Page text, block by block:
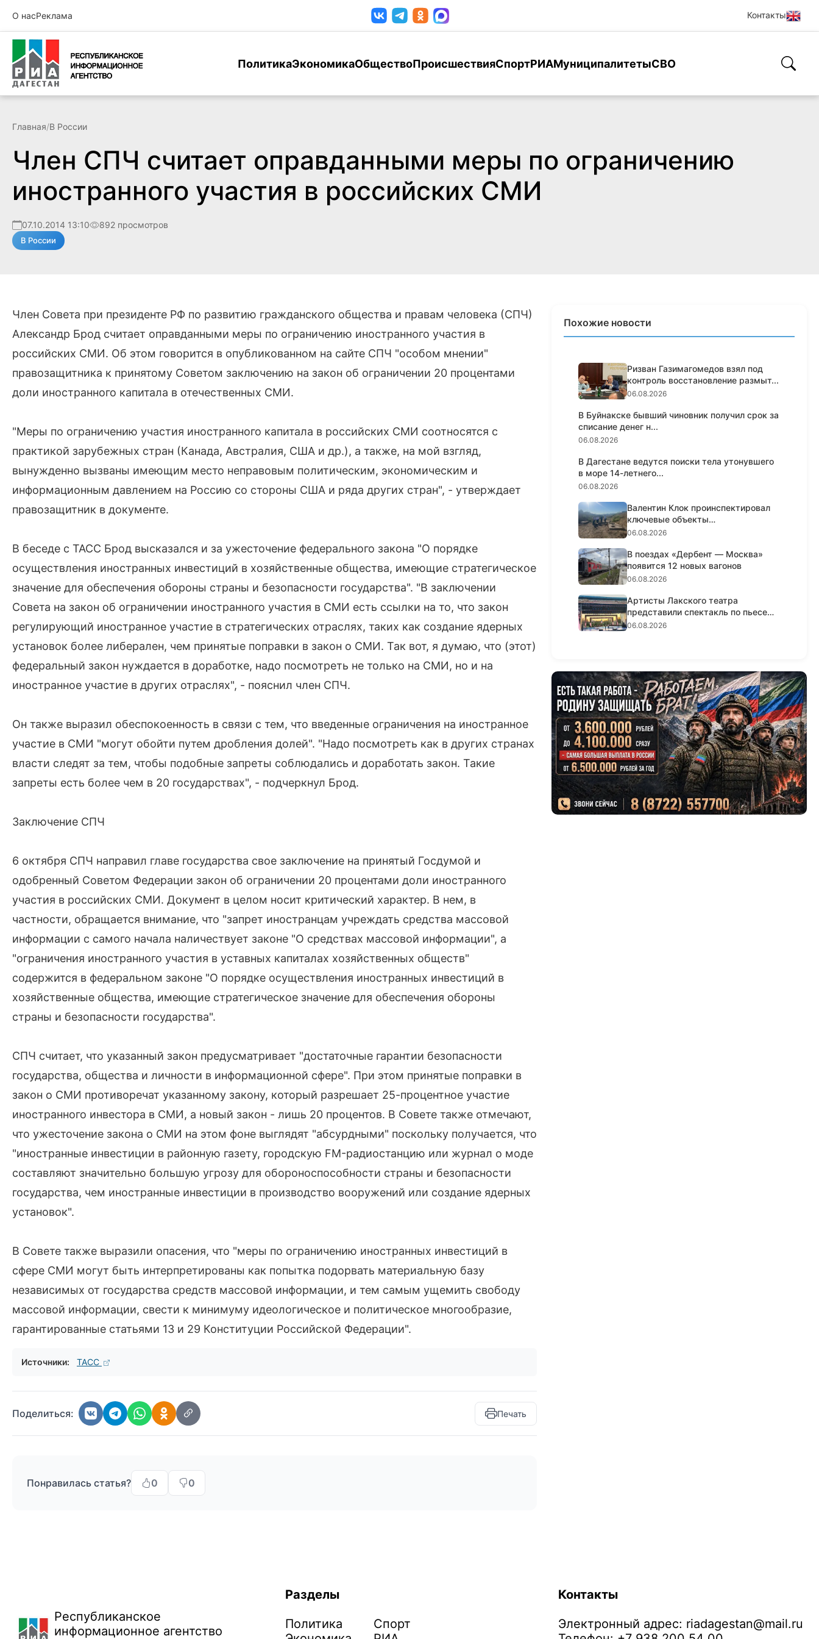
О насРеклама Контакты
ПолитикаЭкономикаОбществоПроисшествияСпортРИАМуниципалитетыСВО
Главная/В России
Член СПЧ считает оправданными меры по ограничению
иностранного участия в российских СМИ
07.10.2014 13:10 892 просмотров
В России
Член Совета при президенте РФ по развитию гражданского общества и правам человека (СПЧ)
Александр Брод считает оправданными меры по ограничению иностранного участия в
российских СМИ. Об этом говорится в опубликованном на сайте СПЧ "особом мнении"
правозащитника к принятому Советом заключению на закон об ограничении 20 процентами
доли иностранного капитала в отечественных СМИ.
"Меры по ограничению участия иностранного капитала в российских СМИ соотносятся с
практикой зарубежных стран (Канада, Австралия, США и др.), а также, на мой взгляд,
вынужденно вызваны имеющим место неправовым политическим, экономическим и
информационным давлением на Россию со стороны США и ряда других стран", - утверждает
правозащитник в документе.
В беседе с ТАСС Брод высказался и за ужесточение федерального закона "О порядке
осуществления иностранных инвестиций в хозяйственные общества, имеющие стратегическое
значение для обеспечения обороны страны и безопасности государства". "В заключении
Совета на закон об ограничении иностранного участия в СМИ есть ссылки на то, что закон
регулирующий иностранное участие в стратегических отраслях, таких как создание ядерных
установок более либерален, чем принятые поправки в закон о СМИ. Так вот, я думаю, что (этот)
федеральный закон нуждается в доработке, надо посмотреть не только на СМИ, но и на
иностранное участие в других отраслях", - пояснил член СПЧ.
Он также выразил обеспокоенность в связи с тем, что введенные ограничения на иностранное
участие в СМИ "могут обойти путем дробления долей". "Надо посмотреть как в других странах
власти следят за тем, чтобы подобные запреты соблюдались и доработать закон. Такие
запреты есть более чем в 20 государствах", - подчеркнул Брод.
Заключение СПЧ
6 октября СПЧ направил главе государства свое заключение на принятый Госдумой и
одобренный Советом Федерации закон об ограничении 20 процентами доли иностранного
участия в российских СМИ. Документ в целом носит критический характер. В нем, в
частности, обращается внимание, что "запрет иностранцам учреждать средства массовой
информации с самого начала наличествует законе "О средствах массовой информации", а
"ограничения иностранного участия в уставных капиталах хозяйственных обществ"
содержится в федеральном законе "О порядке осуществления иностранных инвестиций в
хозяйственные общества, имеющие стратегическое значение для обеспечения обороны
страны и безопасности государства".
СПЧ считает, что указанный закон предусматривает "достаточные гарантии безопасности
государства, общества и личности в информационной сфере". При этом принятые поправки в
закон о СМИ противоречат указанному закону, который разрешает 25-процентное участие
иностранного инвестора в СМИ, а новый закон - лишь 20 процентов. В Совете также отмечают,
что ужесточение закона о СМИ на этом фоне выглядят "абсурдными" поскольку получается, что
"иностранные инвестиции в районную газету, городскую FM-радиостанцию или журнал о моде
составляют значительно большую угрозу для обороноспособности страны и безопасности
государства, чем иностранные инвестиции в производство вооружений или создание ядерных
установок".
В Совете также выразили опасения, что "меры по ограничению иностранных инвестиций в
сфере СМИ могут быть интерпретированы как попытка подорвать материальную базу
независимых от государства средств массовой информации, и тем самым ущемить свободу
массовой информации, свести к минимуму идеологическое и политическое многообразие,
гарантированные статьями 13 и 29 Конституции Российской Федерации".
Источники: ТАСС
Поделиться: Печать
Понравилась статья? 0 0
Похожие новости
Ризван Газимагомедов взял под
контроль восстановление размыт...
06.08.2026
В Буйнакске бывший чиновник получил срок за
списание денег н...
06.08.2026
В Дагестане ведутся поиски тела утонувшего
в море 14-летнего...
06.08.2026
Валентин Клок проинспектировал
ключевые объекты
водоснабжени...
06.08.2026
В поездах «Дербент — Москва»
появится 12 новых вагонов
06.08.2026
Артисты Лакского театра
представили спектакль по пьесе
Шексп...
06.08.2026
Республиканское
информационное агентство
Разделы
Политика
Спорт
Контакты
Электронный адрес: riadagestan@mail.ru